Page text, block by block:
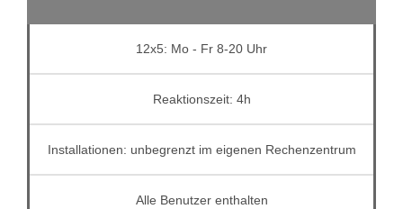
12x5: Mo - Fr 8-20 Uhr
Reaktionszeit: 4h
Installationen: unbegrenzt im eigenen Rechenzentrum
Alle Benutzer enthalten